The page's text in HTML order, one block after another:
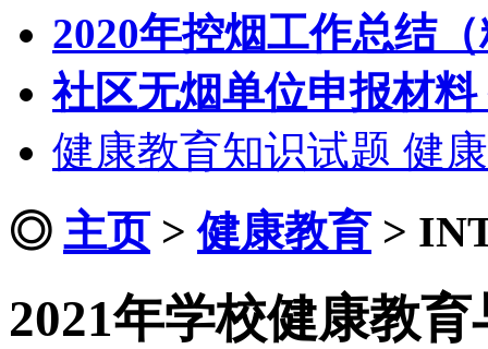
2020年控烟工作总结
社区无烟单位申报材
健康教育知识试题 健
◎ 主页>健康教育>
2021年学校健康教